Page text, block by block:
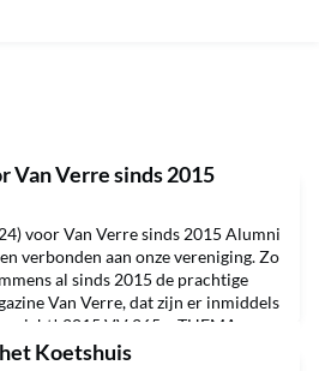
Van Verre sinds 2015
voor Van Verre sinds 2015 Alumni
verbonden aan onze vereniging. Zo
al sinds 2015 de prachtige
Van Verre, dat zijn er inmiddels
2015 VV 265 – THEMA
THEMA TECHNOLOGIE 2015 VV
Koetshuis